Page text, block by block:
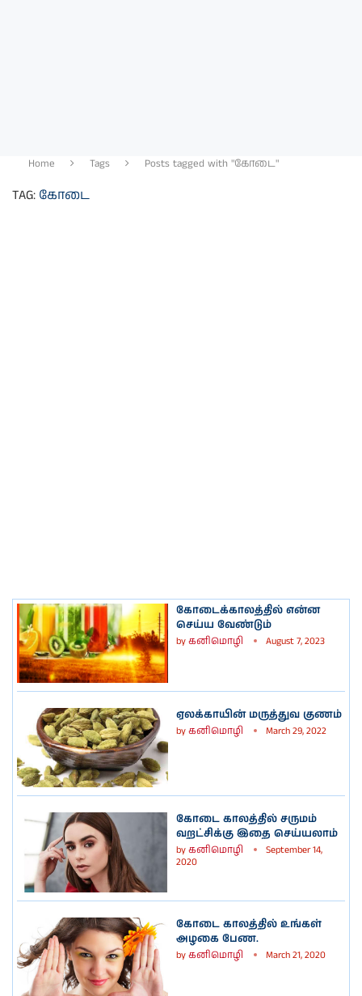
Home Tags Posts tagged with "கோடை"
TAG: கோடை
கோடைக்காலத்தில் என்ன
செய்ய வேண்டும்
byகனிமொழி August 7, 2023
ஏலக்காயின் மருத்துவ குணம்
byகனிமொழி March 29, 2022
கோடை காலத்தில் சருமம்
வறட்சிக்கு இதை செய்யலாம்
byகனிமொழி
September 14,
2020
கோடை காலத்தில் உங்கள்
அழகை பேண.
byகனிமொழி March 21, 2020